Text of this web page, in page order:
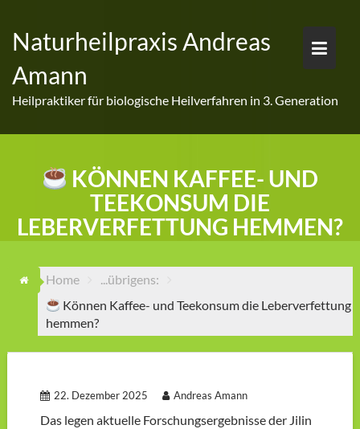
content
Naturheilpraxis Andreas
Amann
Heilpraktiker für biologische Heilverfahren in 3. Generation
KÖNNEN KAFFEE- UND
TEEKONSUM DIE
LEBERVERFETTUNG HEMMEN?
Home
...übrigens:
Können Kaffee- und Teekonsum die Leberverfettung
hemmen?
22. Dezember 2025 Andreas Amann
Das legen aktuelle Forschungsergebnisse der Jilin